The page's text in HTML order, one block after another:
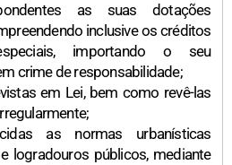
as suas dotações
inclusive os créditos
importando o seu
crime de responsabilidade;
em Lei, bem como revê-las
as normas urbanísticas
logradouros públicos, mediante